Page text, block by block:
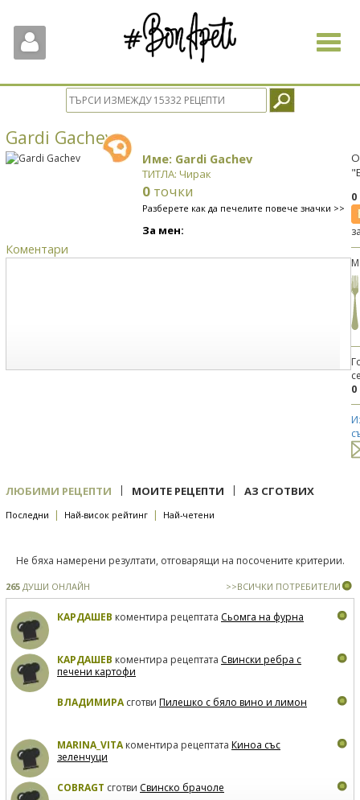
Toggle
Gardi Gachev
Име: Gardi Gachev
ТИТЛА: Чирак
0 точки
Разберете как да печелите повече значки >>
За мен:
Коментари
0
ЛЮБИМИ РЕЦЕПТИ | МОИТЕ РЕЦЕПТИ | АЗ СГОТВИХ
Последни | Най-висок рейтинг | Най-четени
Не бяха намерени резултати, отговарящи на посочените критерии.
265 ДУШИ ОНЛАЙН >>ВСИЧКИ ПОТРЕБИТЕЛИ
КАРДАШЕВ коментира рецептата Сьомга на фурна
КАРДАШЕВ коментира рецептата Свински ребра с
печени картофи
ВЛАДИМИРАсготви Пилешко с бяло вино и лимон
MARINA_VITAкоментира рецептата Киноа със
зеленчуци
COBRAGT сготви Свинско брачоле